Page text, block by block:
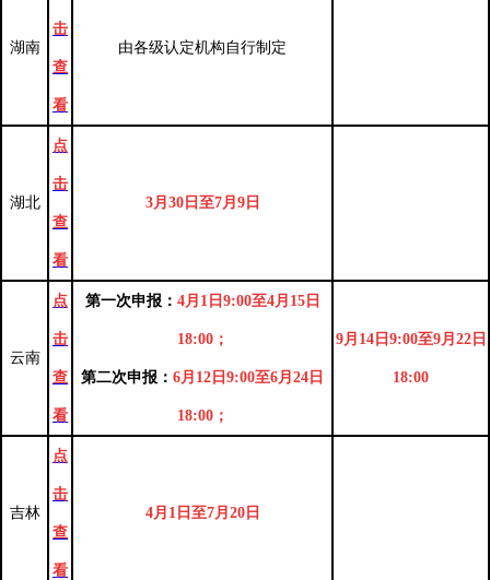
湖南
击
查
看
由各级认定机构自行制定
湖北
点
击
查
看
3月30日至7月9日
云南
点
击
查
看
第一次申报： 4月1日9:00至4月15日
18:00；
第二次申报： 6月12日9:00至6月24日
18:00；
9月14日9:00至9月22日
18:00
吉林
点
击
查
看
4月1日至7月20日